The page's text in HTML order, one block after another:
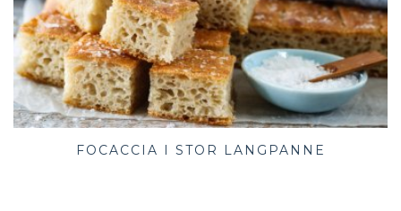
FOCACCIA I STOR LANGPANNE